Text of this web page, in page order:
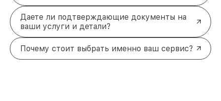
Даете ли подтверждающие документы на
ваши услуги и детали?
Почему стоит выбрать именно ваш сервис?